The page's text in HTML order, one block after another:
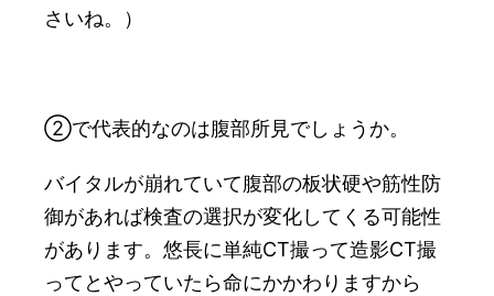
さいね。）
②で代表的なのは腹部所見でしょうか。
バイタルが崩れていて腹部の板状硬や筋性防
御があれば検査の選択が変化してくる可能性
があります。悠長に単純CT撮って造影CT撮
ってとやっていたら命にかかわりますから